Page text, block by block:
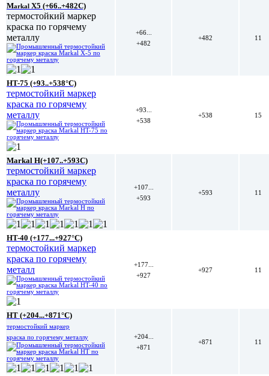
Markal X5 (+66..+482C)
термостойкий маркер
краска по горячему
металлу
+66...
+482
+482 11
HT-75 (+93..+538°C)
термостойкий маркер
краска по горячему
металлу
+93...
+538
+538 15
Markal H(+107..+593C)
термостойкий маркер
краска по горячему
металлу
+107...
+593
+593 11
HT-40 (+177...+927°C)
термостойкий маркер
краска по горячему
металл
+177...
+927
+927 11
HT (+204...+871°C)
термостойкий маркер
краска по горячему металлу
+204...
+871
+871 11